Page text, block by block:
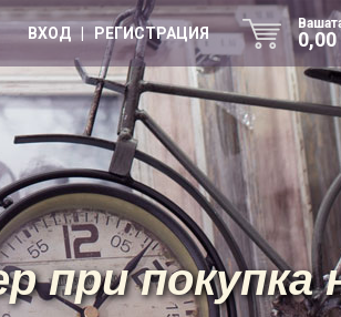
0,00
ВХОД | РЕГИСТРАЦИЯ
при покупка